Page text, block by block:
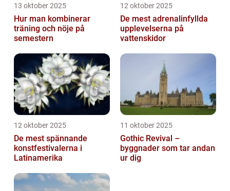
13 oktober 2025
Hur man kombinerar
träning och nöje på
semestern
12 oktober 2025
De mest adrenalinfyllda
upplevelserna på
vattenskidor
12 oktober 2025
De mest spännande
konstfestivalerna i
Latinamerika
11 oktober 2025
Gothic Revival –
byggnader som tar andan
ur dig